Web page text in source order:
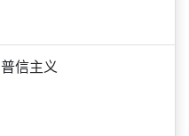
普信主义